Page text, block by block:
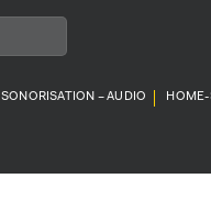
SONORISATION – AUDIO